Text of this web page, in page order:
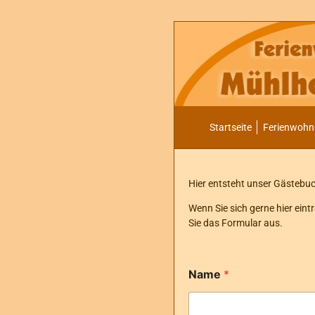
Startseite
Hier entsteht unser
Wenn Sie sich gerne hier
Sie das Formular aus.
E
i
Name *